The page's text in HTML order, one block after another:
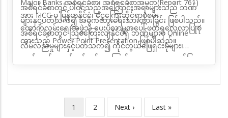
စံနှုန်းသတ်မှတ်ချက်ပိုမိုတိုးတက် ကောင်းမွန်ခဲ့ပါသည်။
၄။ မြန်မာနိုင်ငံအနေဖြင့် FATF မှထုတ်ပြန်ထားသည့်
Methodology ပါ စံနှုန်းသတ်မှတ်ချက် များအား လိုက်နာ၍
AML/ CFT/ CPF ဆိုင်ရာလုပ်ငန်းများကို စဉ်ဆက်မပြတ်
(Action Plan) များအား ကိုဗစ် ၁၉ ကူးစက်ရောဂါဖြစ်ပွားမှုနှင့်
အခြားဆက်စပ်အခြေအနေများကြောင့် သတ်မှတ်ကာလ
အတွင်း ပြီးမြောက်‌အောင်ဆောင်ရွက်နိုင်ခြင်း မရှိသဖြင့် ၂၀၂၂
Major Banks အစီရင်ခံစာ၊ အစီရင်ခံစာအမှတ်(Report 761)
အား FICG မှ မြန်မာနိုင်ငံ၊ ငွေကြေးဆိုင်ရာစုံစမ်း
ထောက်လှမ်းရေးအဖွဲ့သို့ ပေးပို့လာမှုအပေါ် ဖတ်ရှုလေ့လာပြုစု
ထားသည့် Power Point Presentation ဖြစ်ပါသည်။
အစီရင်ခံစာတွင် ပါဝင်သည့်အကြောင်းအရာများသည် ဘဏ်
များနှင့်ပတ်သက်၍ အဓိကထားရေးသားထားခြင်း ဖြစ်ပါသည်။
အစီရင်ခံစာတွင် ဩစတြေးလျနိုင်ငံရှိ ဘဏ်များမှ Online
လိမ်လည်မှုများနှင့်ပတ်သက်၍ ကိုင်တွယ်ဖြေရှင်းပုံများ၊
ဆက်လက်ဆောင်ရွက်မည့်အကြောင်းအရာများအား ဖော်ပြထား
လက်ရှိ
1 Page
2
Next
Next ›
Last
Last »